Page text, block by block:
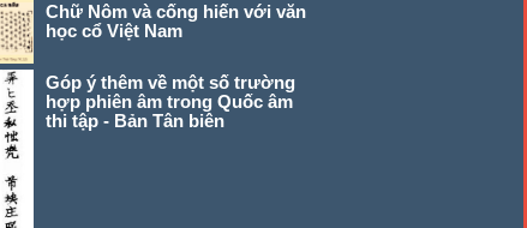
Chữ Nôm và cống hiến với văn
học cổ Việt Nam
Góp ý thêm về một số trường
hợp phiên âm trong Quốc âm
thi tập - Bản Tân biên